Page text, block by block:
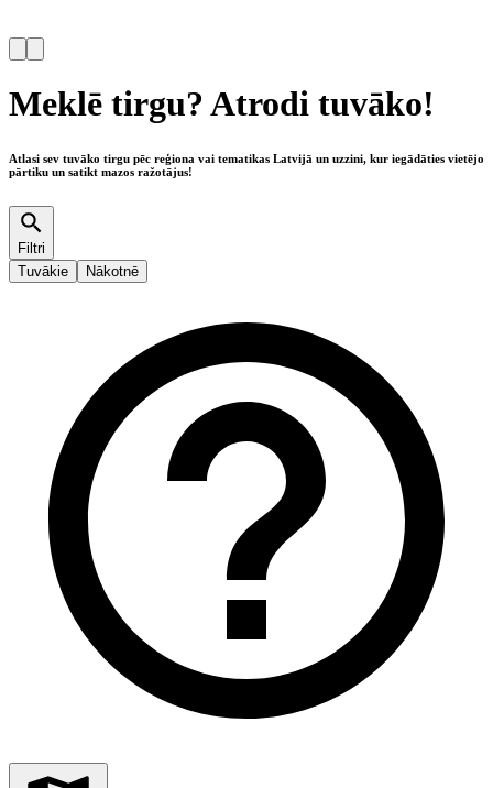
Meklē tirgu? Atrodi tuvāko!
Atlasi sev tuvāko tirgu pēc reģiona vai tematikas Latvijā un uzzini, kur iegādāties vietējo
pārtiku un satikt mazos ražotājus!
Filtri
Tuvākie
Nākotnē